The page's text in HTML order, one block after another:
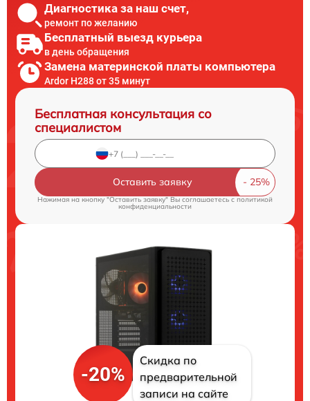
Диагностика за наш счет,
ремонт по желанию
Бесплатный выезд курьера
в день обращения
Замена материнской платы компьютера
Ardor H288 от 35 минут
Бесплатная консультация со
специалистом
Оставить заявку
Нажимая на кнопку "Оставить заявку" Вы соглашаетесь cполитикой
конфиденциальности
-20%
Скидка по
предварительной
записи на сайте